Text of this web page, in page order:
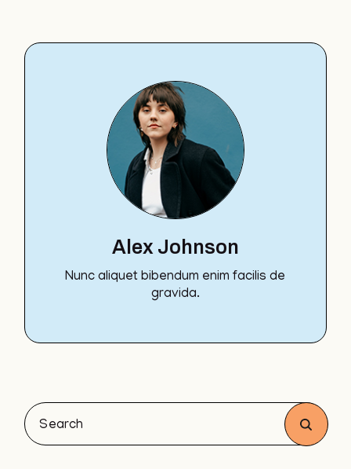
Alex Johnson
Nunc aliquet bibendum enim facilis de
gravida.